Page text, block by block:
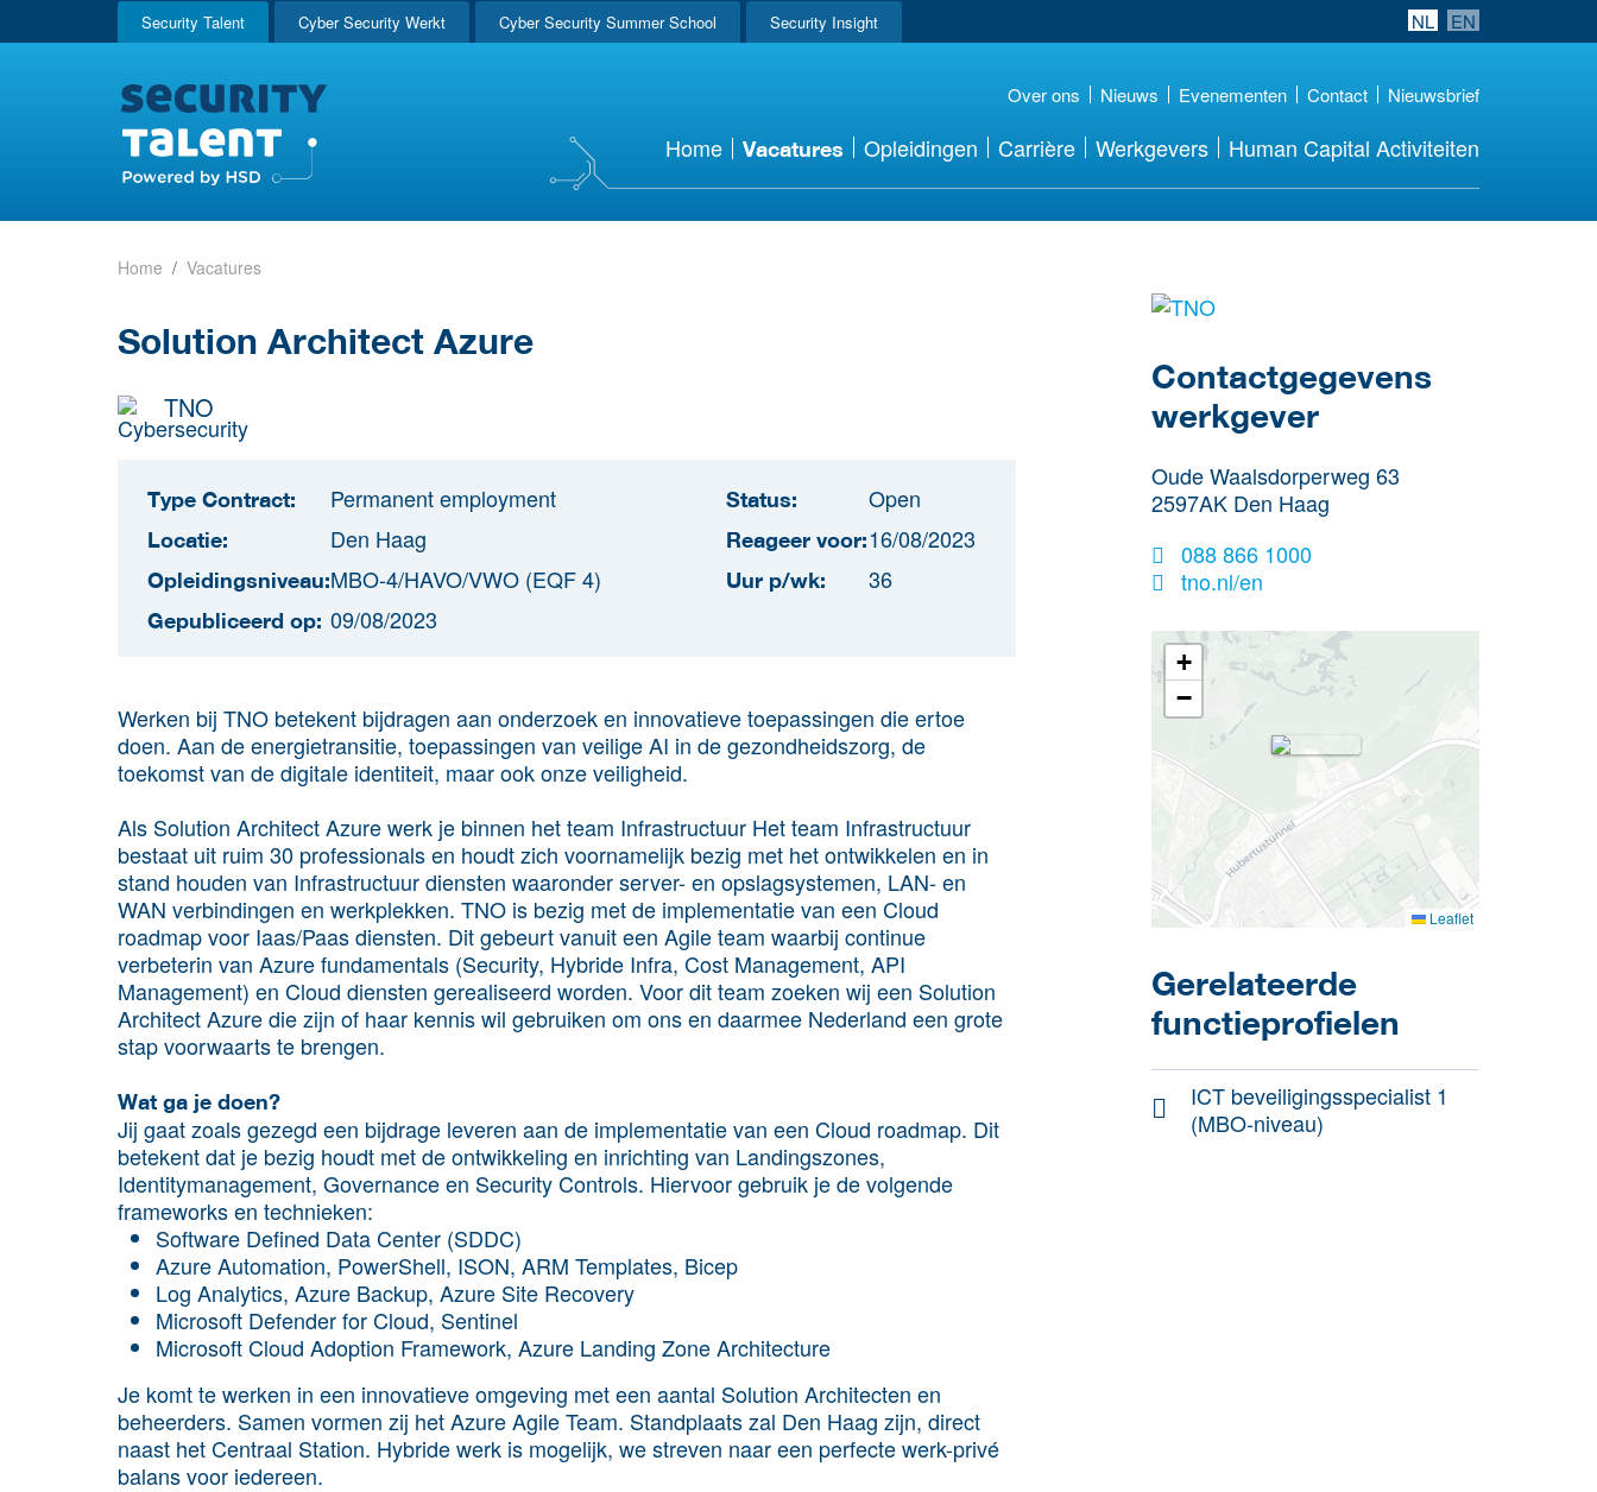
Security Talent Cyber Security Werkt Cyber Security Summer School Security Insight NL EN
Over ons Nieuws Evenementen Contact Nieuwsbrief
Home Vacatures Opleidingen Carrière Werkgevers Human Capital Activiteiten
Home Vacatures
Solution Architect Azure
TNO
Type Contract: Permanent employment
Locatie: Den Haag
Opleidingsniveau:MBO-4/HAVO/VWO (EQF 4)
Gepubliceerd op: 09/08/2023
Status: Open
Reageer voor:16/08/2023
Uur p/wk: 36
Werken bij TNO betekent bijdragen aan onderzoek en innovatieve toepassingen die ertoe
doen. Aan de energietransitie, toepassingen van veilige AI in de gezondheidszorg, de
toekomst van de digitale identiteit, maar ook onze veiligheid.
Als Solution Architect Azure werk je binnen het team Infrastructuur Het team Infrastructuur
bestaat uit ruim 30 professionals en houdt zich voornamelijk bezig met het ontwikkelen en in
stand houden van Infrastructuur diensten waaronder server- en opslagsystemen, LAN- en
WAN verbindingen en werkplekken. TNO is bezig met de implementatie van een Cloud
roadmap voor Iaas/Paas diensten. Dit gebeurt vanuit een Agile team waarbij continue
verbeterin van Azure fundamentals (Security, Hybride Infra, Cost Management, API
Management) en Cloud diensten gerealiseerd worden. Voor dit team zoeken wij een Solution
Architect Azure die zijn of haar kennis wil gebruiken om ons en daarmee Nederland een grote
stap voorwaarts te brengen.
Wat ga je doen?
Jij gaat zoals gezegd een bijdrage leveren aan de implementatie van een Cloud roadmap. Dit
betekent dat je bezig houdt met de ontwikkeling en inrichting van Landingszones,
Identitymanagement, Governance en Security Controls. Hiervoor gebruik je de volgende
frameworks en technieken:
Software Defined Data Center (SDDC)
Azure Automation, PowerShell, ISON, ARM Templates, Bicep
Log Analytics, Azure Backup, Azure Site Recovery
Microsoft Defender for Cloud, Sentinel
Microsoft Cloud Adoption Framework, Azure Landing Zone Architecture
Je komt te werken in een innovatieve omgeving met een aantal Solution Architecten en
beheerders. Samen vormen zij het Azure Agile Team. Standplaats zal Den Haag zijn, direct
naast het Centraal Station. Hybride werk is mogelijk, we streven naar een perfecte werk-privé
balans voor iedereen.
Meer werkgever
Contactgegevens
werkgever
Oude Waalsdorperweg 63
2597AK Den Haag
088 866 1000
tno.nl/en
+
−
Leaflet
Gerelateerde
functieprofielen
ICT beveiligingsspecialist 1
(MBO-niveau)